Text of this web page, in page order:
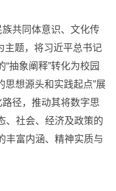
共同体意识、文化传
主题，将习近平总书记
抽象阐释”转化为校园
思想源头和实践起点”展
径，推动其将数字思
、社会、经济及政策的
丰富内涵、精神实质与